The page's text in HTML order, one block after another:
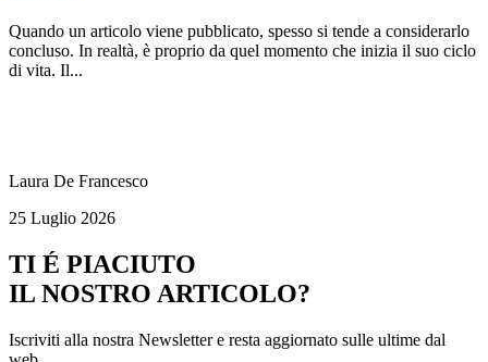
Quando un articolo viene pubblicato, spesso si tende a considerarlo
concluso. In realtà, è proprio da quel momento che inizia il suo ciclo
di vita. Il...
Laura De Francesco
25 Luglio 2026
TI É PIACIUTO
IL NOSTRO ARTICOLO?
Iscriviti alla nostra Newsletter e resta aggiornato sulle ultime dal